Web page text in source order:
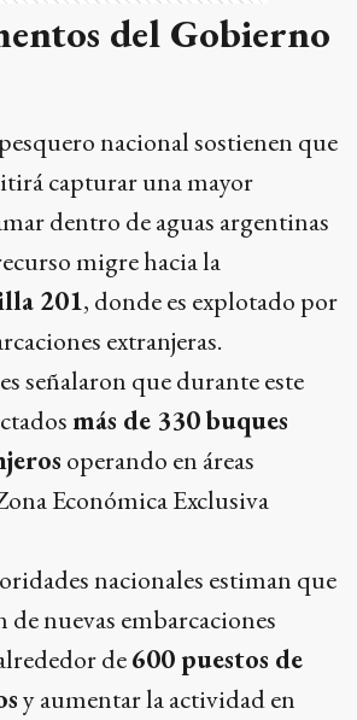
del Gobierno
nacional sostienen que
capturar una mayor
dentro de aguas argentinas
migre hacia la
201, donde es explotado por
extranjeras.
señalaron que durante este
más de 330 buques
operando en áreas
Económica Exclusiva
nacionales estiman que
nuevas embarcaciones
de600 puestos de
y aumentar la actividad en